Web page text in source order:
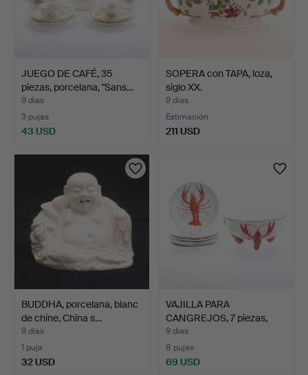
JUEGO DE CAFÉ, 35
piezas, porcelana, "Sans…
9 días
3 pujas
43 USD
SOPERA con TAPA, loza,
siglo XX.
9 días
Estimación
211 USD
BUDDHA, porcelana, blanc
de chine, China s…
9 días
1 puja
32 USD
VAJILLA PARA
CANGREJOS, 7 piezas,
loza.
9 días
8 pujas
69 USD